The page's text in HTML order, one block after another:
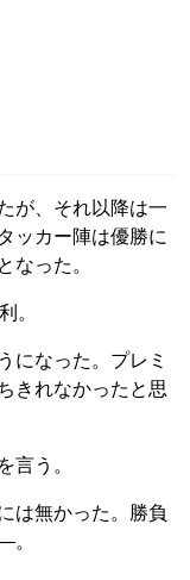
が、それ以降は一
ッカー陣は優勝に
なった。
。
になった。プレミ
きれなかったと思
言う。
は無かった。勝負
。